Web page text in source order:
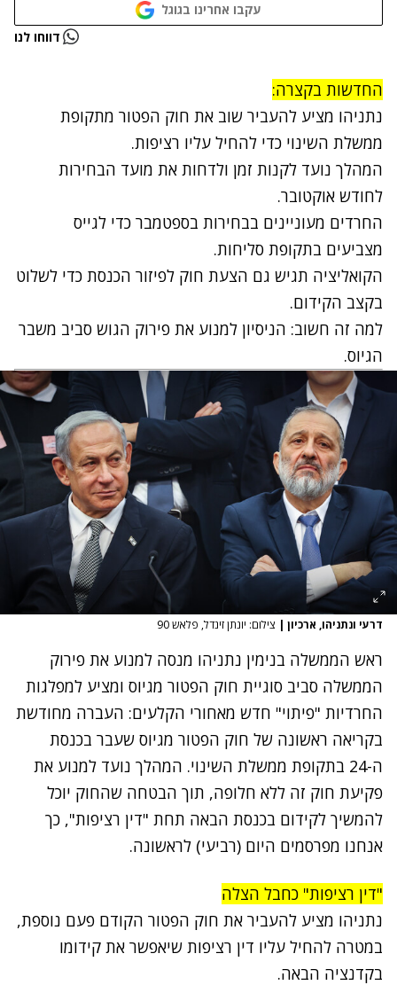
עקבו אחרינו בגוגל
דווחו לנו
החדשות בקצרה:
נתניהו מציע להעביר שוב את חוק הפטור מתקופת
ממשלת השינוי כדי להחיל עליו רציפות.
המהלך נועד לקנות זמן ולדחות את מועד הבחירות
לחודש אוקטובר.
החרדים מעוניינים בבחירות בספטמבר כדי לגייס
מצביעים בתקופת סליחות.
הקואליציה תגיש גם הצעת חוק לפיזור הכנסת כדי לשלוט
בקצב הקידום.
למה זה חשוב: הניסיון למנוע את פירוק הגוש סביב משבר
הגיוס.
דרעי ונתניהו, ארכיון | צילום: יונתן זינדל, פלאש 90
ראש הממשלה בנימין נתניהו מנסה למנוע את פירוק
הממשלה סביב סוגיית חוק הפטור מגיוס ומציע למפלגות
החרדיות "פיתוי" חדש מאחורי הקלעים: העברה מחודשת
בקריאה ראשונה של חוק הפטור מגיוס שעבר בכנסת
ה-24 בתקופת ממשלת השינוי. המהלך נועד למנוע את
פקיעת חוק זה ללא חלופה, תוך הבטחה שהחוק יוכל
להמשיך לקידום בכנסת הבאה תחת "דין רציפות", כך
אנחנו מפרסמים היום (רביעי) לראשונה.
"דין רציפות" כחבל הצלה
נתניהו מציע להעביר את חוק הפטור הקודם פעם נוספת,
במטרה להחיל עליו דין רציפות שיאפשר את קידומו
בקדנציה הבאה.